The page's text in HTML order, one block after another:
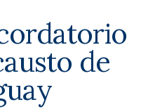
de